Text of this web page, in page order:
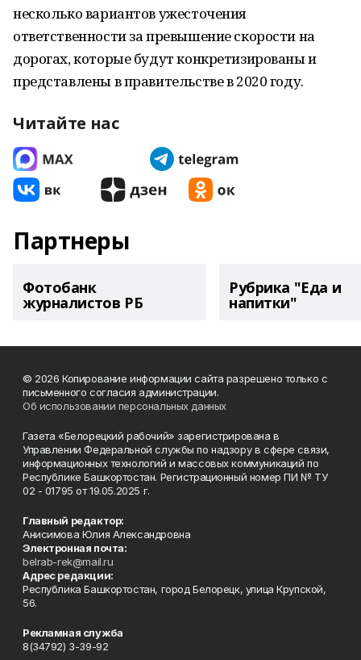
несколько вариантов ужесточения
ответственности за превышение скорости на
дорогах, которые будут конкретизированы и
представлены в правительстве в 2020 году.
Читайте нас
Партнеры
Фотобанк
журналистов РБ
Рубрика "Еда и
напитки"
© 2026 Копирование информации сайта разрешено только с
письменного согласия администрации.
Об использовании персональных данных
Газета «Белорецкий рабочий» зарегистрирована в
Управлении Федеральной службы по надзору в сфере связи,
информационных технологий и массовых коммуникаций по
Республике Башкортостан. Регистрационный номер ПИ № ТУ
02 - 01795 от 19.05.2025 г.
Главный редактор:
Анисимова Юлия Александровна
Электронная почта:
belrab-rek@mail.ru
Адрес редакции:
Республика Башкортостан, город Белорецк, улица Крупской,
56.
Рекламная служба
8(34792) 3-39-92